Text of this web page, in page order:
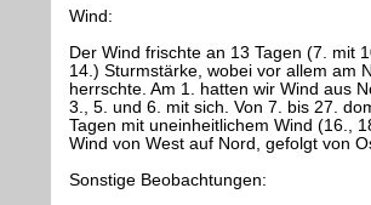
Wind:
Der Wind frischte an 13 Tagen (7. mit
14.) Sturmstärke, wobei vor allem am
herrschte. Am 1. hatten wir Wind aus
3., 5. und 6. mit sich. Von 7. bis 27.
Tagen mit uneinheitlichem Wind (16.,
Wind von West auf Nord, gefolgt von
Sonstige Beobachtungen: